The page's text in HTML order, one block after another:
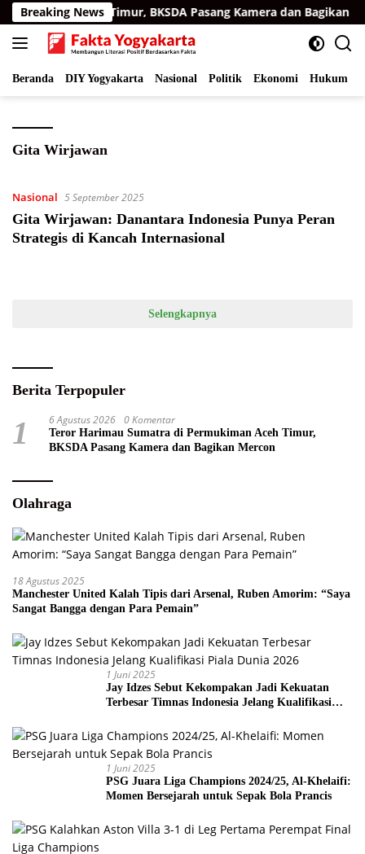
Langsung
ke
konten
Breaking News
Aceh Timur, BKSDA Pasang Kamera dan Bagikan
Beranda DIY Yogyakarta Nasional Politik Ekonomi Hukum
Gita Wirjawan
Nasional 5 September 2025
Gita Wirjawan: Danantara Indonesia Punya Peran
Strategis di Kancah Internasional
Selengkapnya
Berita Terpopuler
1 6 Agustus 2026 0 Komentar
Teror Harimau Sumatra di Permukiman Aceh Timur,
BKSDA Pasang Kamera dan Bagikan Mercon
Olahraga
18 Agustus 2025
Manchester United Kalah Tipis dari Arsenal, Ruben Amorim: “Saya
Sangat Bangga dengan Para Pemain”
1 Juni 2025
Jay Idzes Sebut Kekompakan Jadi Kekuatan
Terbesar Timnas Indonesia Jelang Kualifikasi
1 Juni 2025
PSG Juara Liga Champions 2024/25, Al-Khelaifi:
Momen Bersejarah untuk Sepak Bola Prancis